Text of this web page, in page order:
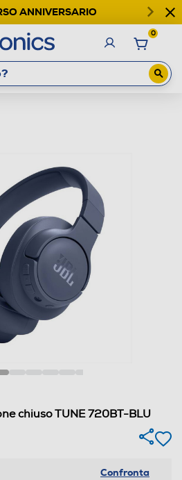
ANNIVERSARIO
0
chiuso TUNE 720BT-BLU
Confronta